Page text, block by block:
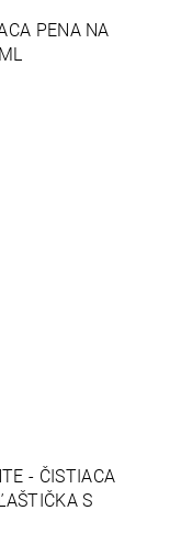
PENA NA
- ČISTIACA
S